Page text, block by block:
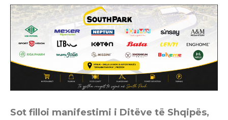
Sot filloi manifestimi i Ditëve të Shqipës,